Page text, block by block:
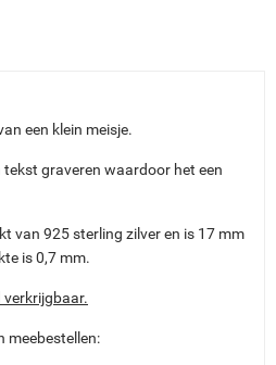
een klein meisje.
graveren waardoor het een
van 925 sterling zilver en is 17 mm
is 0,7 mm.
verkrijgbaar.
meebestellen: